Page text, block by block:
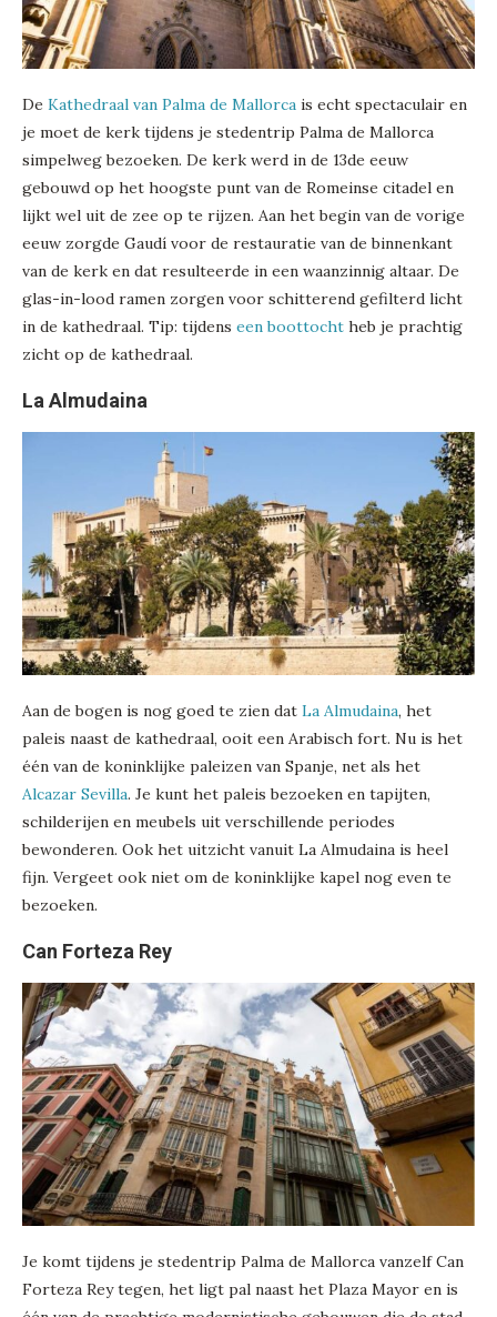
De Kathedraal van Palma de Mallorca is echt spectaculair en
je moet de kerk tijdens je stedentrip Palma de Mallorca
simpelweg bezoeken. De kerk werd in de 13de eeuw
gebouwd op het hoogste punt van de Romeinse citadel en
lijkt wel uit de zee op te rijzen. Aan het begin van de vorige
eeuw zorgde Gaudí voor de restauratie van de binnenkant
van de kerk en dat resulteerde in een waanzinnig altaar. De
glas-in-lood ramen zorgen voor schitterend gefilterd licht
in de kathedraal. Tip: tijdens een boottocht heb je prachtig
zicht op de kathedraal.
La Almudaina
Aan de bogen is nog goed te zien dat La Almudaina, het
paleis naast de kathedraal, ooit een Arabisch fort. Nu is het
één van de koninklijke paleizen van Spanje, net als het
Alcazar Sevilla. Je kunt het paleis bezoeken en tapijten,
schilderijen en meubels uit verschillende periodes
bewonderen. Ook het uitzicht vanuit La Almudaina is heel
fijn. Vergeet ook niet om de koninklijke kapel nog even te
bezoeken.
Can Forteza Rey
Je komt tijdens je stedentrip Palma de Mallorca vanzelf Can
Forteza Rey tegen, het ligt pal naast het Plaza Mayor en is